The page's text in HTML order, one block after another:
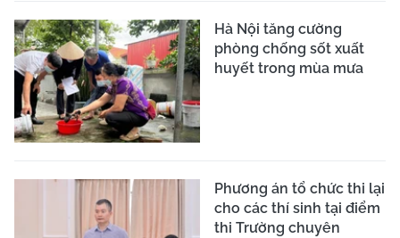
Hà Nội tăng cường
phòng chống sốt xuất
huyết trong mùa mưa
Phương án tổ chức thi lại
cho các thí sinh tại điểm
thi Trường chuyên